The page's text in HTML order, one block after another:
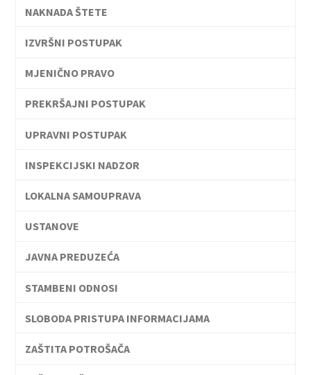
NAKNADA ŠTETE
IZVRŠNI POSTUPAK
MJENIČNO PRAVO
PREKRŠAJNI POSTUPAK
UPRAVNI POSTUPAK
INSPEKCIJSKI NADZOR
LOKALNA SAMOUPRAVA
USTANOVE
JAVNA PREDUZEĆA
STAMBENI ODNOSI
SLOBODA PRISTUPA INFORMACIJAMA
ZAŠTITA POTROŠAČA